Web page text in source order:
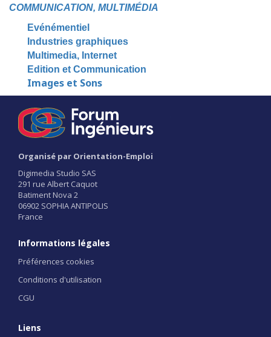
COMMUNICATION, MULTIMÉDIA
Evénémentiel
Industries graphiques
Multimedia, Internet
Edition et Communication
Images et Sons
Organisé par Orientation-Emploi
Digimedia Studio SAS
291 rue Albert Caquot
Batiment Nova 2
06902 SOPHIA ANTIPOLIS
France
Informations légales
Préférences cookies
Conditions d'utilisation
CGU
Liens